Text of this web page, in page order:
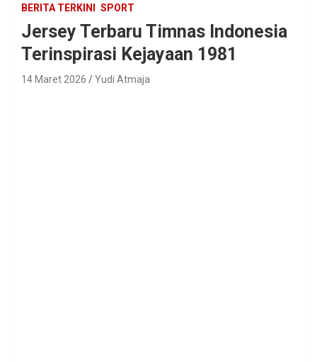
BERITA TERKINI SPORT
Jersey Terbaru Timnas Indonesia
Terinspirasi Kejayaan 1981
14 Maret 2026 Yudi Atmaja